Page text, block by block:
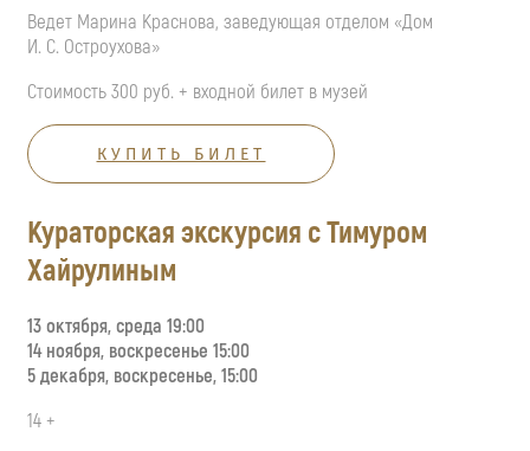
Ведет Марина Краснова, заведующая отделом «Дом
И. С. Остроухова»
Стоимость 300 руб. + входной билет в музей
КУПИТЬ БИЛЕТ
Кураторская экскурсия с Тимуром
Хайрулиным
13 октября, среда 19:00
14 ноября, воскресенье 15:00
5 декабря, воскресенье, 15:00
14 +